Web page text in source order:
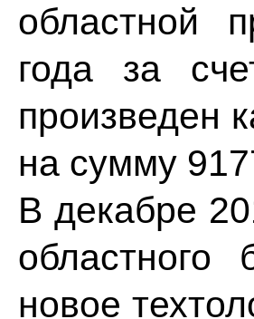
областной
года за
произведен
на сумму
В декабре
новое